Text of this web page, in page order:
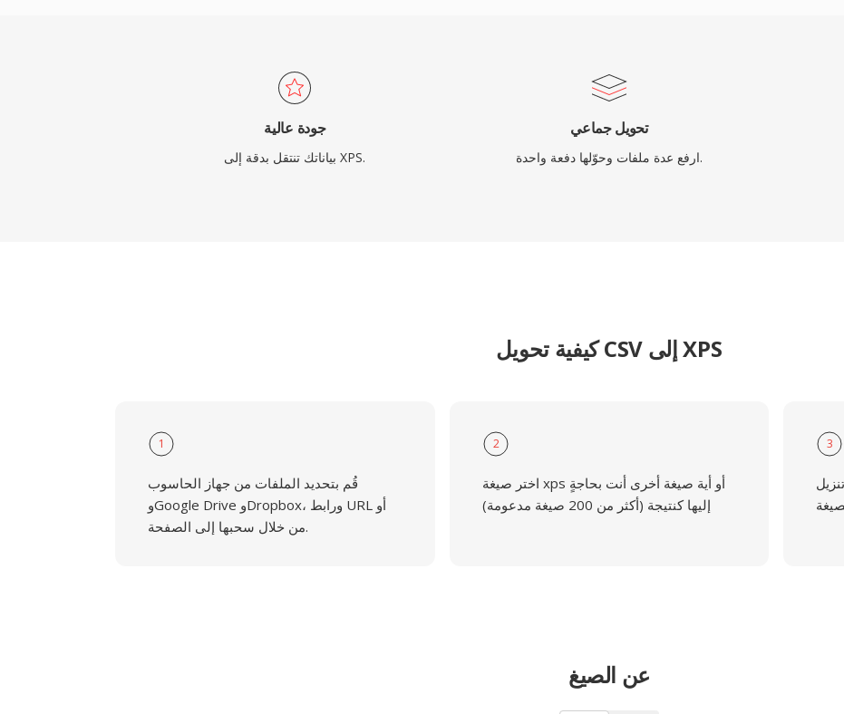
جودة عالية
بياناتك تنتقل بدقة إلى XPS.
تحويل جماعي
ارفع عدة ملفات وحوّلها دفعة واحدة.
كيفية تحويل CSV إلى XPS
1
قُم بتحديد الملفات من جهاز الحاسوب
وGoogle Drive وDropbox، ورابط URL أو
من خلال سحبها إلى الصفحة.
2
اختر صيغة xps أو أية صيغة أخرى أنت بحاجةٍ
إليها كنتيجة (أكثر من 200 صيغة مدعومة)
3
عن الصيغ